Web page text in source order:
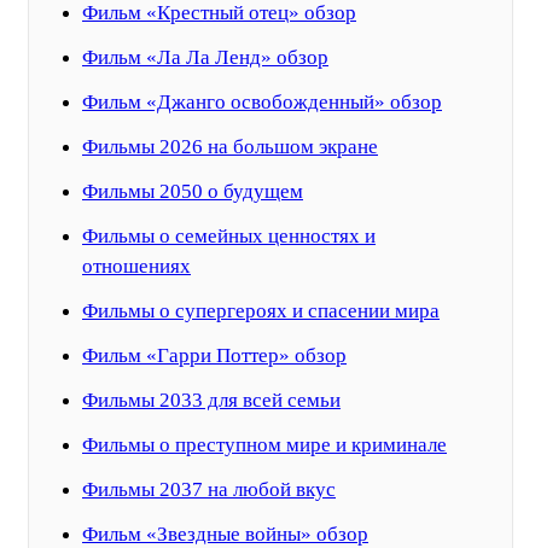
Фильм «Крестный отец» обзор
Фильм «Ла Ла Ленд» обзор
Фильм «Джанго освобожденный» обзор
Фильмы 2026 на большом экране
Фильмы 2050 о будущем
Фильмы о семейных ценностях и
отношениях
Фильмы о супергероях и спасении мира
Фильм «Гарри Поттер» обзор
Фильмы 2033 для всей семьи
Фильмы о преступном мире и криминале
Фильмы 2037 на любой вкус
Фильм «Звездные войны» обзор